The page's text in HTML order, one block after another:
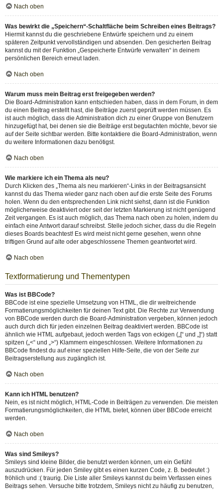
Nach oben
Was bewirkt die „Speichern“-Schaltfläche beim Schreiben eines Beitrags?
Hiermit kannst du die geschriebene Entwürfe speichern und zu einem
späteren Zeitpunkt vervollständigen und absenden. Den gesicherten Beitrag
kannst du mit der Funktion „Gespeicherte Entwürfe verwalten“ in deinem
persönlichen Bereich erneut laden.
Nach oben
Warum muss mein Beitrag erst freigegeben werden?
Die Board-Administration kann entschieden haben, dass in dem Forum, in dem
du einen Beitrag erstellt hast, die Beiträge zuerst geprüft werden müssen. Es
ist auch möglich, dass die Administration dich zu einer Gruppe von Benutzern
hinzugefügt hat, bei denen sie die Beiträge erst begutachten möchte, bevor sie
auf der Seite sichtbar werden. Bitte kontaktiere die Board-Administration, wenn
du weitere Informationen dazu benötigst.
Nach oben
Wie markiere ich ein Thema als neu?
Durch Klicken des „Thema als neu markieren“-Links in der Beitragsansicht
kannst du das Thema wieder ganz nach oben auf die erste Seite des Forums
holen. Wenn du den entsprechenden Link nicht siehst, dann ist die Funktion
möglicherweise deaktiviert oder seit der letzten Markierung ist nicht genügend
Zeit vergangen. Es ist auch möglich, das Thema nach oben zu holen, indem du
einfach eine Antwort darauf schreibst. Stelle jedoch sicher, dass du die Regeln
dieses Boards beachtest! Es wird meist nicht gerne gesehen, wenn ohne
triftigen Grund auf alte oder abgeschlossene Themen geantwortet wird.
Nach oben
Textformatierung und Thementypen
Was ist BBCode?
BBCode ist eine spezielle Umsetzung von HTML, die dir weitreichende
Formatierungsmöglichkeiten für deinen Text gibt. Die Rechte zur Verwendung
von BBCode werden durch die Board-Administration vergeben, können jedoch
auch durch dich für jeden einzelnen Beitrag deaktiviert werden. BBCode ist
ähnlich wie HTML aufgebaut, jedoch werden Tags von eckigen („[“ und „]“) statt
spitzen („<“ und „>“) Klammern eingeschlossen. Weitere Informationen zu
BBCode findest du auf einer speziellen Hilfe-Seite, die von der Seite zur
Beitragserstellung aus zugänglich ist.
Nach oben
Kann ich HTML benutzen?
Nein, es ist nicht möglich, HTML-Code in Beiträgen zu verwenden. Die meisten
Formatierungsmöglichkeiten, die HTML bietet, können über BBCode erreicht
werden.
Nach oben
Was sind Smileys?
Smileys sind kleine Bilder, die benutzt werden können, um ein Gefühl
auszudrücken. Für jeden Smiley gibt es einen kurzen Code, z. B. bedeutet :)
fröhlich und :( traurig. Die Liste aller Smileys kannst du beim Verfassen eines
Beitrags sehen. Versuche bitte trotzdem, Smileys nicht zu häufig zu benutzen,